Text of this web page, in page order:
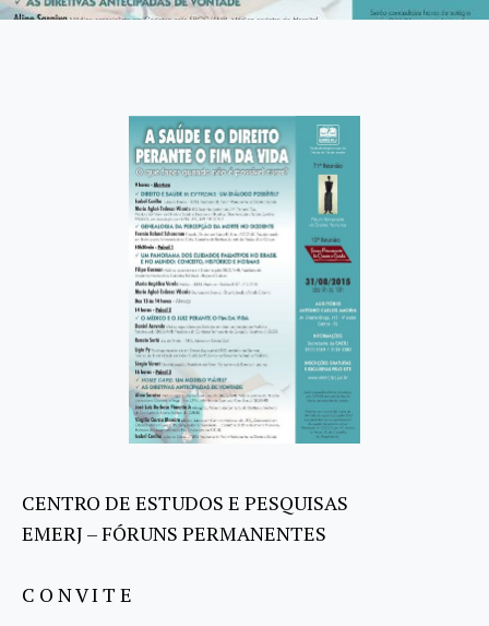
CENTRO DE ESTUDOS E PESQUISAS
EMERJ – FÓRUNS PERMANENTES
C O N V I T E